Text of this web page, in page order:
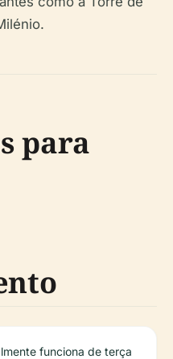
para
funciona de terça